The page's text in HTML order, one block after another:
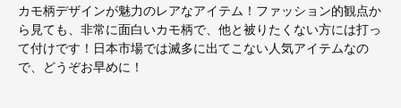
カモ柄デザインが魅力のレアなアイテム！ファッション的観点か
ら見ても、非常に面白いカモ柄で、他と被りたくない方には打っ
て付けです！日本市場では滅多に出てこない人気アイテムなの
で、どうぞお早めに！